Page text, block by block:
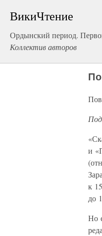
ВикиЧтение
Ордынский период.
Коллектив авторов
и
к
до
Но